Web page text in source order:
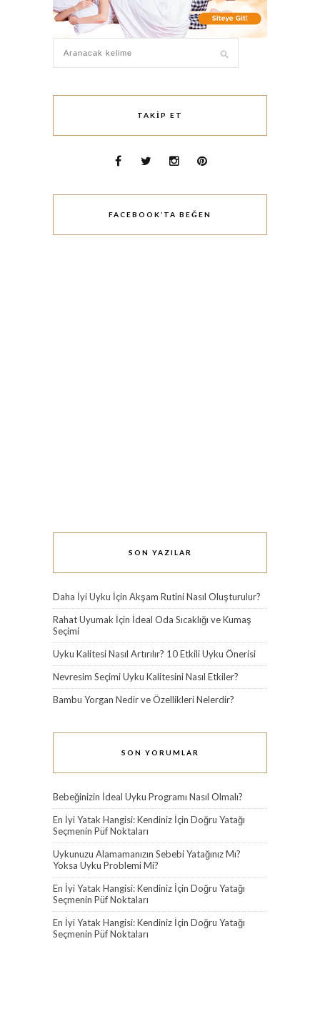
TAKIP ET
FACEBOOK’TA BEĞEN
SON YAZILAR
Daha İyi Uyku İçin Akşam Rutini Nasıl Oluşturulur?
Rahat Uyumak İçin İdeal Oda Sıcaklığı ve Kumaş
Seçimi
Uyku Kalitesi Nasıl Artırılır? 10 Etkili Uyku Önerisi
Nevresim Seçimi Uyku Kalitesini Nasıl Etkiler?
Bambu Yorgan Nedir ve Özellikleri Nelerdir?
SON YORUMLAR
Bebeğinizin İdeal Uyku Programı Nasıl Olmalı?
En İyi Yatak Hangisi: Kendiniz İçin Doğru Yatağı
Seçmenin Püf Noktaları
Uykunuzu Alamamanızın Sebebi Yatağınız Mı?
Yoksa Uyku Problemi Mi?
En İyi Yatak Hangisi: Kendiniz İçin Doğru Yatağı
Seçmenin Püf Noktaları
En İyi Yatak Hangisi: Kendiniz İçin Doğru Yatağı
Seçmenin Püf Noktaları